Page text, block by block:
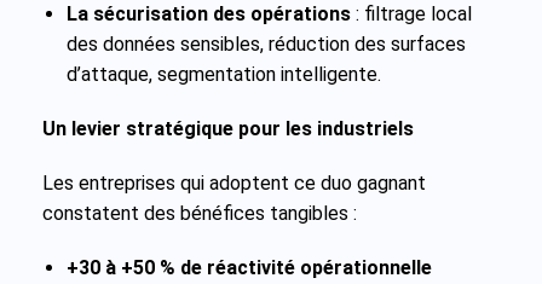
La sécurisation des opérations : filtrage local
des données sensibles, réduction des surfaces
d’attaque, segmentation intelligente.
Un levier stratégique pour les industriels
Les entreprises qui adoptent ce duo gagnant
constatent des bénéfices tangibles :
+30 à +50 % de réactivité opérationnelle